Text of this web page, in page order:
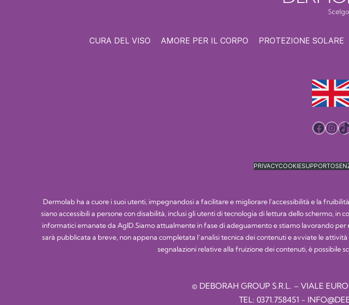
CURA DEL VISO AMORE PER IL CORPO PROTEZIONE SOLARE
PRIVACYCOOKIESUPPORTO
Dermolab ha a cuore i suoi utenti, impegnandosi a facilitare e migliorare l'accessibilità e la
siano accessibili a persone con disabilità, inclusi gli utenti di tecnologia di lettura dello schermo, in
informatici emanate da AgID.Siamo attualmente in fase di adeguamento e stiamo lavorando
sarà pubblicata a breve, non appena completata l’analisi tecnica dei contenuti e avviate le
segnalazioni relative alla fruizione dei contenuti, è possibile
© DEBORAH GROUP S.R.L. – VIALE
TEL: 0371.758451 -